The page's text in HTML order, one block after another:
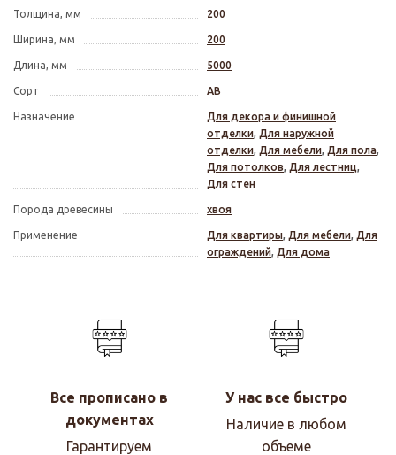
Толщина, мм 200
Ширина, мм 200
Длина, мм 5000
Сорт АВ
Назначение
Для декора и финишной
отделки, Для наружной
отделки, Для мебели, Для пола,
Для потолков, Для лестниц,
Для стен
Порода древесины хвоя
Применение Для квартиры, Для мебели, Для
ограждений, Для дома
Все прописано в
документах
Гарантируем
У нас все быстро
Наличие в любом
объеме